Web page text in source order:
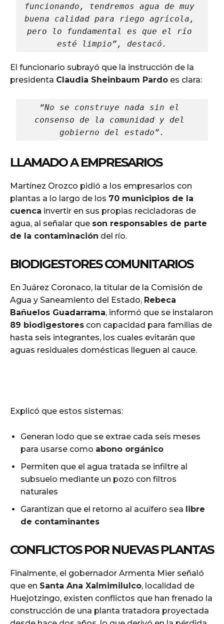
funcionando, tendremos agua de muy
buena calidad para riego agrícola,
pero lo fundamental es que el río
esté limpio”, destacó.
El funcionario subrayó que la instrucción de la
presidenta Claudia Sheinbaum Pardo es clara:
“No se construye nada sin el
consenso de la comunidad y del
gobierno del estado”.
LLAMADO A EMPRESARIOS
Martínez Orozco pidió a los empresarios con
plantas a lo largo de los 70 municipios de la
cuenca invertir en sus propias recicladoras de
agua, al señalar que son responsables de parte
de la contaminación del río.
BIODIGESTORES COMUNITARIOS
En Juárez Coronaco, la titular de la Comisión de
Agua y Saneamiento del Estado, Rebeca
Bañuelos Guadarrama, informó que se instalaron
89 biodigestores con capacidad para familias de
hasta seis integrantes, los cuales evitarán que
aguas residuales domésticas lleguen al cauce.
Explicó que estos sistemas:
Generan lodo que se extrae cada seis meses
para usarse como abono orgánico
Permiten que el agua tratada se infiltre al
subsuelo mediante un pozo con filtros
naturales
Garantizan que el retorno al acuífero sea libre
de contaminantes
CONFLICTOS POR NUEVAS PLANTAS
Finalmente, el gobernador Armenta Mier señaló
que en Santa Ana Xalmimilulco, localidad de
Huejotzingo, existen conflictos que han frenado la
construcción de una planta tratadora proyectada